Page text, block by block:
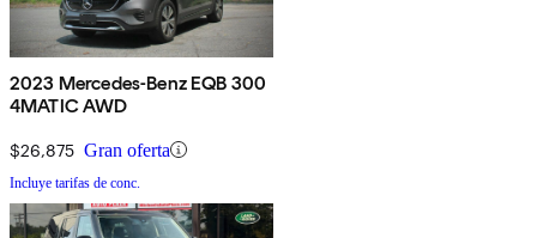
2023 Mercedes-Benz EQB 300
4MATIC AWD
$26,875 Gran oferta
Incluye tarifas de conc.